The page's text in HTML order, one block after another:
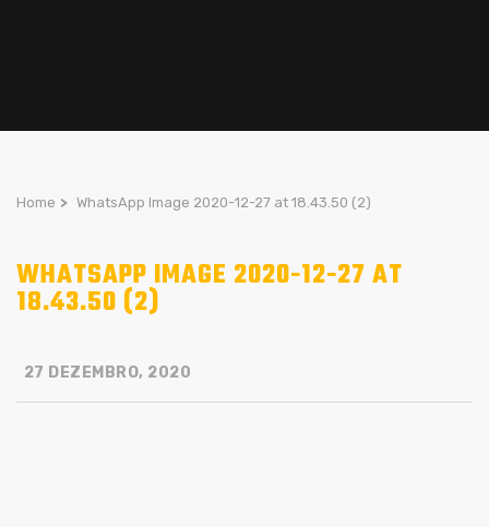
Home > WhatsApp Image 2020-12-27 at 18.43.50 (2)
WHATSAPP IMAGE 2020-12-27 AT
18.43.50 (2)
27 DEZEMBRO, 2020